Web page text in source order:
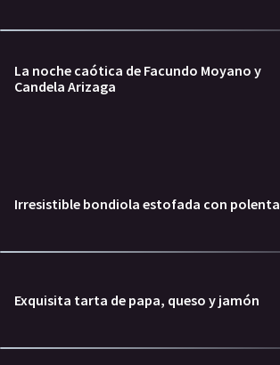
La noche caótica de Facundo Moyano y
Candela Arizaga
Irresistible bondiola estofada con polenta
Exquisita tarta de papa, queso y jamón